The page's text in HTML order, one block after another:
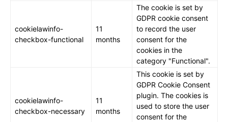
cookielawinfo-
checkbox-functional
11
months
The cookie is set by
GDPR cookie consent
to record the user
consent for the
cookies in the
category "Functional".
cookielawinfo-
checkbox-necessary
11
months
This cookie is set by
GDPR Cookie Consent
plugin. The cookies is
used to store the user
consent for the